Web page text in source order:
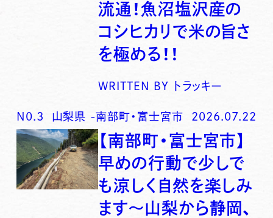
流通！魚沼塩沢産の
コシヒカリで米の旨さ
を極める！！
WRITTEN BY トラッキー
N0. 3 山梨県 -南部町・富士宮市 2026.07.22
【南部町・富士宮市】
早めの行動で少しで
も涼しく自然を楽しみ
ます〜山梨から静岡、